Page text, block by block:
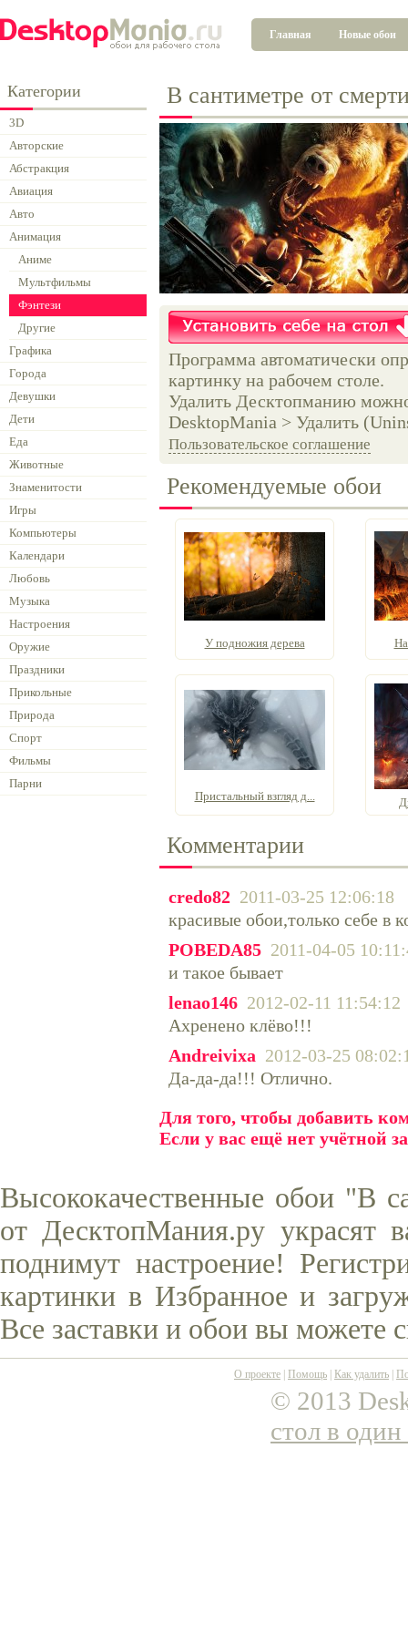
Главная Новые обои
Категории
3D
Авторские
Абстракция
Авиация
Авто
Анимация
Аниме
Мультфильмы
Фэнтези
Другие
Графика
Города
Девушки
Дети
Еда
Животные
Знаменитости
Игры
Компьютеры
Календари
Любовь
Музыка
Настроения
Оружие
Праздники
Прикольные
Природа
Спорт
Фильмы
Парни
В сантиметре от
Программа автоматически
картинку на рабочем столе.
Удалить Десктопманию
DesktopMania > Удалить
Пользовательское соглашение
Рекомендуемые обои
У подножия дерева
Пристальный взгляд д...
Комментарии
credo82 2011-03-25 12:06:18
красивые обои,только себе в
POBEDA85 2011-04-05
и такое бывает
lenao146 2012-02-11 11:54:12
Ахренено клёво!!!
Andreivixa 2012-03-25
Да-да-да!!! Отлично.
Для того, чтобы добавить
Если у вас ещё нет учётной
Высококачественные обои "В
от ДесктопМания.ру украсят
поднимут настроение!
картинки в Избранное и
Все заставки и обои вы можете
О проекте Помощь Как удалить
© 2013
стол в